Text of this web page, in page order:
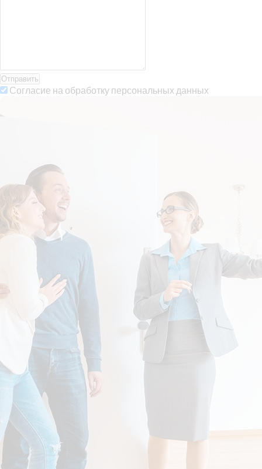
Отправить
Согласие на обработку персональных данных